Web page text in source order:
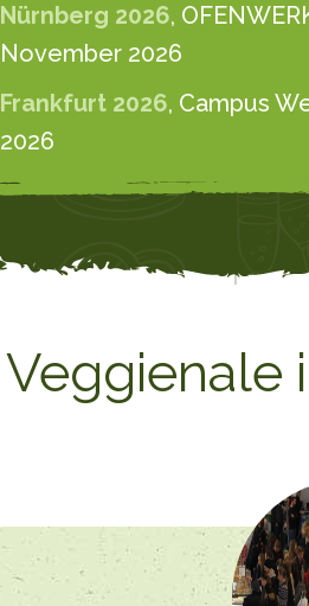
Nürnberg 2026,
November 2026
Frankfurt 2026, Campus
2026
Veggienale